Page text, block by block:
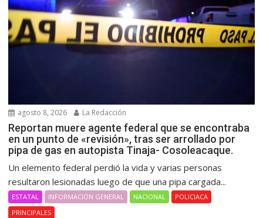
agosto 8, 2026 La Redacción
Reportan muere agente federal que se encontraba
en un punto de «revisión», tras ser arrollado por
pipa de gas en autopista Tinaja- Cosoleacaque.
Un elemento federal perdió la vida y varias personas
resultaron lesionadas luego de que una pipa cargada...
ESTATAL INFORMACIÓN GENERAL NACIONAL
POLICIACA
PRINCIPALES